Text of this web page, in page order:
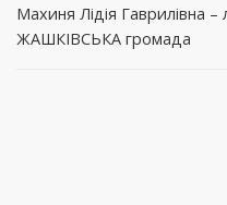
Махиня Лідія Гаврилівна
ЖАШКІВСЬКА громада